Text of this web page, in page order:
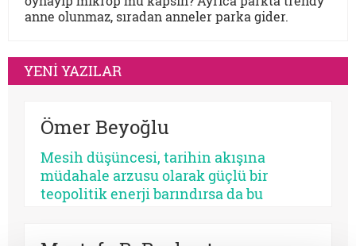
anne olunmaz, sıradan anneler parka gider.
YENİ YAZILAR
Ömer Beyoğlu
Mesih düşüncesi, tarihin akışına
müdahale arzusu olarak güçlü bir
teopolitik enerji barındırsa da bu